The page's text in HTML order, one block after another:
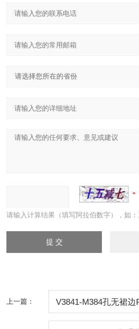
请输入计算结果（填写阿拉伯数字），如
上一篇： V3841-M384孔无裙边